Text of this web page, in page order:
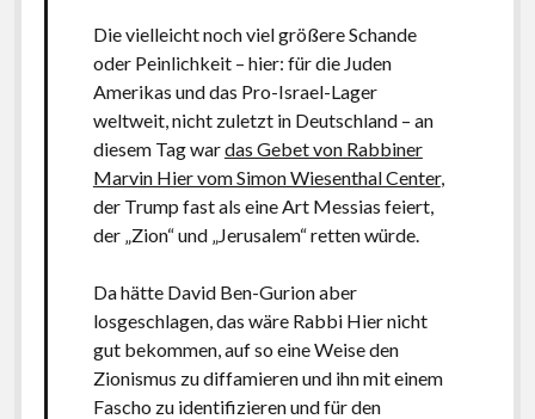
Die vielleicht noch viel größere Schande
oder Peinlichkeit – hier: für die Juden
Amerikas und das Pro-Israel-Lager
weltweit, nicht zuletzt in Deutschland – an
diesem Tag wardas Gebet von Rabbiner
Marvin Hier vom Simon Wiesenthal Center,
der Trump fast als eine Art Messias feiert,
der „Zion“ und „Jerusalem“ retten würde.
Da hätte David Ben-Gurion aber
losgeschlagen, das wäre Rabbi Hier nicht
gut bekommen, auf so eine Weise den
Zionismus zu diffamieren und ihn mit einem
Fascho zu identifizieren und für den